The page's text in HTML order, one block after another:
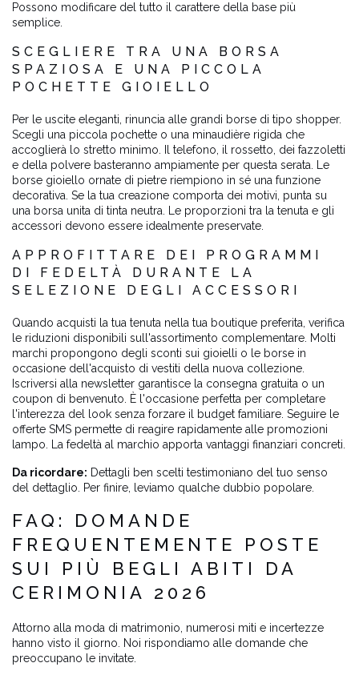
Possono modificare del tutto il carattere della base più
semplice.
SCEGLIERE TRA UNA BORSA
SPAZIOSA E UNA PICCOLA
POCHETTE GIOIELLO
Per le uscite eleganti, rinuncia alle grandi borse di tipo shopper.
Scegli una piccola pochette o una minaudière rigida che
accoglierà lo stretto minimo. Il telefono, il rossetto, dei fazzoletti
e della polvere basteranno ampiamente per questa serata. Le
borse gioiello ornate di pietre riempiono in sé una funzione
decorativa. Se la tua creazione comporta dei motivi, punta su
una borsa unita di tinta neutra. Le proporzioni tra la tenuta e gli
accessori devono essere idealmente preservate.
APPROFITTARE DEI PROGRAMMI
DI FEDELTÀ DURANTE LA
SELEZIONE DEGLI ACCESSORI
Quando acquisti la tua tenuta nella tua boutique preferita, verifica
le riduzioni disponibili sull'assortimento complementare. Molti
marchi propongono degli sconti sui gioielli o le borse in
occasione dell'acquisto di vestiti della nuova collezione.
Iscriversi alla newsletter garantisce la consegna gratuita o un
coupon di benvenuto. È l'occasione perfetta per completare
l'interezza del look senza forzare il budget familiare. Seguire le
offerte SMS permette di reagire rapidamente alle promozioni
lampo. La fedeltà al marchio apporta vantaggi finanziari concreti.
Da ricordare: Dettagli ben scelti testimoniano del tuo senso
del dettaglio. Per finire, leviamo qualche dubbio popolare.
FAQ: DOMANDE
FREQUENTEMENTE POSTE
SUI PIÙ BEGLI ABITI DA
CERIMONIA 2026
Attorno alla moda di matrimonio, numerosi miti e incertezze
hanno visto il giorno. Noi rispondiamo alle domande che
preoccupano le invitate.